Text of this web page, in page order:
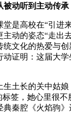
被动听到主动传承
堂是高校在“引进
动的姿态“走出
统文化的热爱与
动证明：这届大
生土长的关中姑
标签，她心里很
典秦腔《火焰驹